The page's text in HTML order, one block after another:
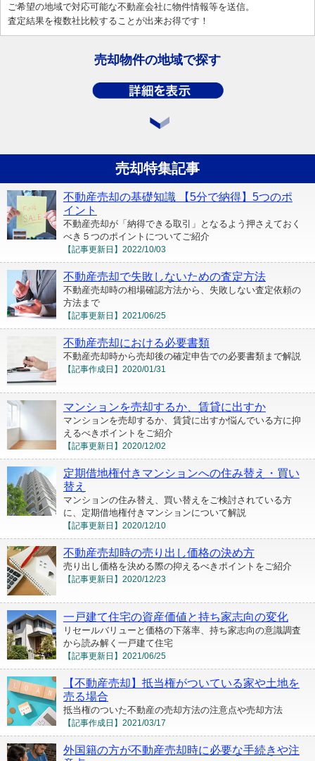
ご希望の地域で対応可能な不動産会社に物件情報等を送信。
査定結果を複数社比較することが出来お得です！
売却物件の地域で探す
売却特集記事
不動産売却の基礎知識 【5分で納得】5つのポ
イント
不動産売却が「納得できる取引」となるよう押さえておく
べき５つのポイントについてご紹介
【記事更新日】 2022/10/03
不動産売却で失敗しないための査定方法
不動産売却時の相場確認方法から、失敗しない査定依頼の
方法まで
【記事更新日】 2021/06/25
不動産売却における必要書類
不動産売却時から売却後の確定申告での必要書類まで解説
【記事作成日】 2020/01/31
マンションを売却するか、賃貸に出すか
マンションを売却するか、賃貸に出すか悩んでいる方に抑
えるべきポイントをご紹介
【記事更新日】 2020/12/02
定期借地権付きマンションへの住み替え・買い
替え
マンションの住み替え、買い替えをご検討されている方
に、定期借地権付きマンションについて解説
【記事更新日】 2020/12/10
不動産売却時の売り出し価格の決め方
売り出し価格を決める際の抑えるべきポイントをご紹介
【記事更新日】 2020/12/23
一戸建て住宅の資産価値と持ち家志向の変化
リセールバリューと価格の下落率、持ち家志向の意識調査
から読み解く一戸建て住宅
【記事更新日】 2021/06/25
【不動産売却】抵当権がついている家や土地を
売る場合
抵当権のついた不動産の売却方法の注意点や売却方法
【記事作成日】 2021/03/17
外国籍の方が不動産売却時に必要な手続きや注